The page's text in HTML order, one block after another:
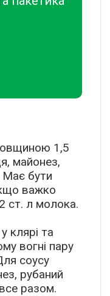
1,5
майонез,
бути
важко
ст. л молока.
клярі та
вогні пару
соусу
рубаний
разом.